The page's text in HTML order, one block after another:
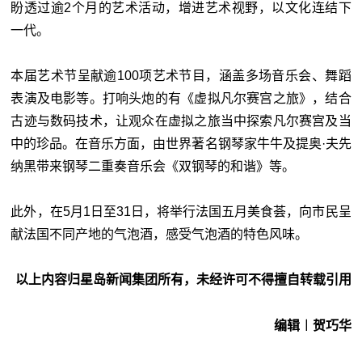
盼透过逾2个月的艺术活动，增进艺术视野，以文化连结下
一代。
本届艺术节呈献逾100项艺术节目，涵盖多场音乐会、舞蹈
表演及电影等。打响头炮的有《虚拟凡尔赛宫之旅》，结合
古迹与数码技术，让观众在虚拟之旅当中探索凡尔赛宫及当
中的珍品。在音乐方面，由世界著名钢琴家牛牛及提奥·夫先
纳黑带来钢琴二重奏音乐会《双钢琴的和谐》等。
此外，在5月1日至31日，将举行法国五月美食荟，向市民呈
献法国不同产地的气泡酒，感受气泡酒的特色风味。
以上内容归星岛新闻集团所有，未经许可不得擅自转载引用
编辑︱贺巧华